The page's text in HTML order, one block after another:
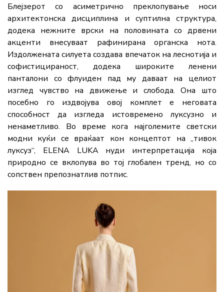
Блејзерот со асиметрично преклопување носи
архитектонска дисциплина и суптилна структура,
додека нежните врски на половината со дрвени
акценти внесуваат рафинирана органска нота.
Издолжената силуета создава впечаток на леснотија и
софистицираност, додека широките ленени
панталони со флуиден пад му даваат на целиот
изглед чувство на движење и слобода. Она што
посебно го издвојува овој комплет е неговата
способност да изгледа истовремено луксузно и
ненаметливо. Во време кога најголемите светски
модни куќи се враќаат кон концептот на „тивок
луксуз“, ELENA LUKA нуди интерпретација која
природно се вклопува во тој глобален тренд, но со
сопствен препознатлив потпис.